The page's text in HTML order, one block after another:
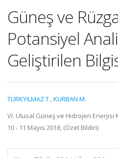
Güneş ve
Potansiyel
Geliştirilen
TÜRKYILMAZ T.,KURBAN M.
VI. Ulusal Güneş ve Hidrojen Enerjisi
10 - 11 Mayıs 2018, (Özet Bildiri)